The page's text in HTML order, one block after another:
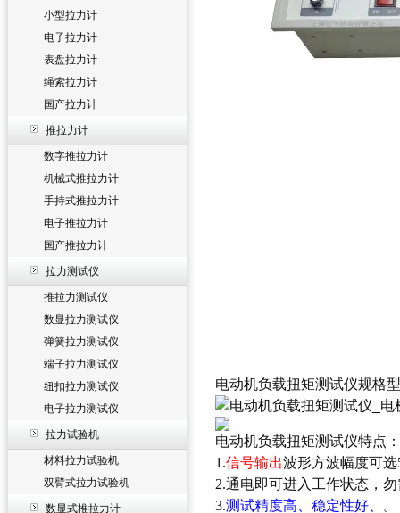
小型拉力计
电子拉力计
表盘拉力计
绳索拉力计
国产拉力计
推拉力计
数字推拉力计
机械式推拉力计
手持式推拉力计
电子推拉力计
国产推拉力计
拉力测试仪
推拉力测试仪
数显拉力测试仪
弹簧拉力测试仪
端子拉力测试仪
纽扣拉力测试仪
电子拉力测试仪
拉力试验机
材料拉力试验机
双臂式拉力试验机
数显式推拉力计
电动机负载扭矩测试仪规格
电动机负载扭矩测试仪特点：
1.信号输出波形方波幅度可
2.通电即可进入工作状态，
3.测试精度高、稳定性好、
。